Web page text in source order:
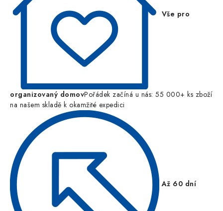
Vše pro
organizovaný domovPořádek začíná u nás: 55 000+ ks zboží
na našem skladě k okamžité expedici
Až 60 dní